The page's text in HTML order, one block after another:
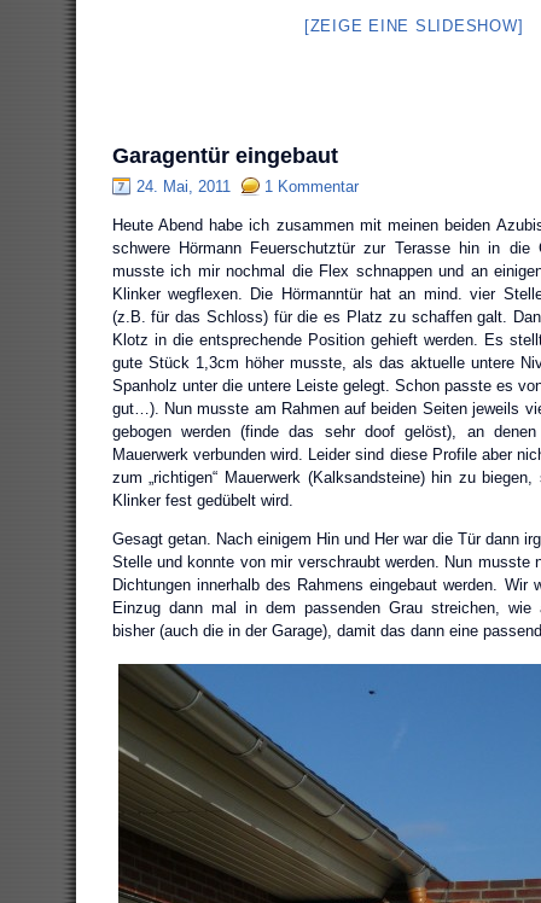
[ZEIGE EINE SLIDESHOW]
Garagentür eingebaut
24. Mai, 2011 1 Kommentar
Heute Abend habe ich zusammen mit meinen beiden
schwere Hörmann Feuerschutztür zur Terasse hin in die
musste ich mir nochmal die Flex schnappen und an
Klinker wegflexen. Die Hörmanntür hat an mind. vier
(z.B. für das Schloss) für die es Platz zu schaffen galt.
Klotz in die entsprechende Position gehieft werden. Es
gute Stück 1,3cm höher musste, als das aktuelle untere
Spanholz unter die untere Leiste gelegt. Schon passte es
gut…). Nun musste am Rahmen auf beiden Seiten jeweils
gebogen werden (finde das sehr doof gelöst), an
Mauerwerk verbunden wird. Leider sind diese Profile aber
zum „richtigen“ Mauerwerk (Kalksandsteine) hin zu
Klinker fest gedübelt wird.
Gesagt getan. Nach einigem Hin und Her war die Tür dann
Stelle und konnte von mir verschraubt werden. Nun musste
Dichtungen innerhalb des Rahmens eingebaut werden. Wir
Einzug dann mal in dem passenden Grau streichen, wie
bisher (auch die in der Garage), damit das dann eine